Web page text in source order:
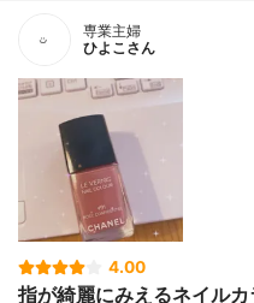
専業主婦
ひよこさん
4.00
指が綺麗にみえるネイルカ